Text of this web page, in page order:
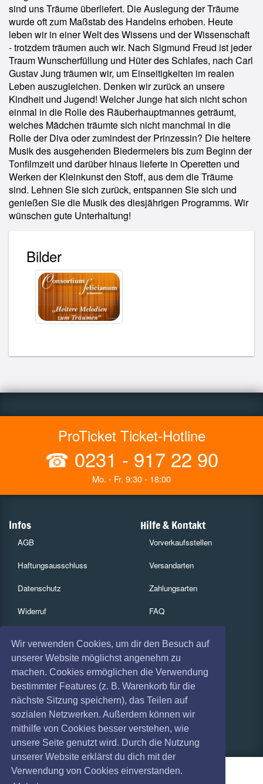
Wir verwenden Cookies, um dir den Besuch auf
unserer Website möglichst angenehm zu
machen. Cookies ermöglichen die Verwendung
bestimmter Features (z. B. Warenkorb für die
nächste Sitzung speichern), das Teilen auf
sozialen Netzwerken. Außerdem können wir
mithilfe von Cookies besser verstehen, wie
unsere Seite genutzt wird. Durch die Nutzung
unserer Website erklärst du dich mit der
Verwendung von Cookies einverstanden.
sind uns Träume überliefert. Die Auslegung der Träume
wurde oft zum Maßstab des Handelns erhoben. Heute
leben wir in einer Welt des Wissens und der Wissenschaft
- trotzdem träumen auch wir. Nach Sigmund Freud ist jeder
Traum Wunscherfüllung und Hüter des Schlafes, nach Carl
Gustav Jung träumen wir, um Einseitigkeiten im realen
Leben auszugleichen. Denken wir zurück an unsere
Kindheit und Jugend! Welcher Junge hat sich nicht schon
einmal in die Rolle des Räuberhauptmannes geträumt,
welches Mädchen träumte sich nicht manchmal in die
Rolle der Diva oder zumindest der Prinzessin? Die heitere
Musik des ausgehenden Biedermeiers bis zum Beginn der
Tonfilmzeit und darüber hinaus lieferte in Operetten und
Werken der Kleinkunst den Stoff, aus dem die Träume
sind. Lehnen Sie sich zurück, entspannen Sie sich und
genießen Sie die Musik des diesjährigen Programms. Wir
wünschen gute Unterhaltung!
Bilder
ProTicket Ticket-Hotline
☎ 0231 - 917 22 90
Mo. - Fr. 9:30 - 18:00
Infos
AGB
Haftungsausschluss
Datenschutz
Widerruf
Absagen
Hilfe & Kontakt
Vorverkaufsstellen
Versandarten
Zahlungsarten
FAQ
Services
Gutscheine
Geschäftskunden
Kartenrückgabe
Besucherregistrierung